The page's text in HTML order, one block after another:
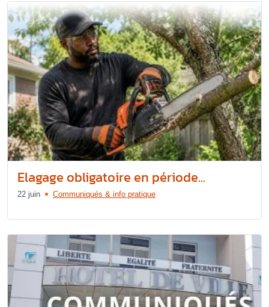
Elagage obligatoire en période...
22 juin Communiqués & info pratique